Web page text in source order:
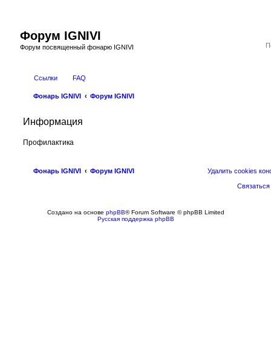
Форум IGNIVI
Форум посвященный фонарю IGNIVI
Ссылки FAQ
Фонарь IGNIVI Форум IGNIVI
Информация
Профилактика
Фонарь IGNIVI Форум IGNIVI Удалить cookies
Создано на основе phpBB® Forum Software © phpBB Limited
Русская поддержка phpBB